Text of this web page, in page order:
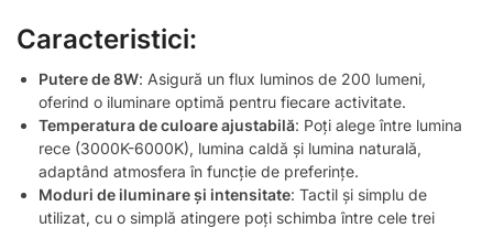
Caracteristici:
Putere de 8W: Asigură un flux luminos de 200 lumeni,
oferind o iluminare optimă pentru fiecare activitate.
Temperatura de culoare ajustabilă: Poți alege între lumina
rece (3000K-6000K), lumina caldă și lumina naturală,
adaptând atmosfera în funcție de preferințe.
Moduri de iluminare și intensitate: Tactil și simplu de
utilizat, cu o simplă atingere poți schimba între cele trei